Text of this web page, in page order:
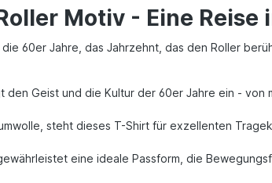
Motiv - Eine Reise
60er Jahre, das Jahrzehnt, das den Roller
den Geist und die Kultur der 60er Jahre ein -
steht dieses T-Shirt für exzellenten
eine ideale Passform, die